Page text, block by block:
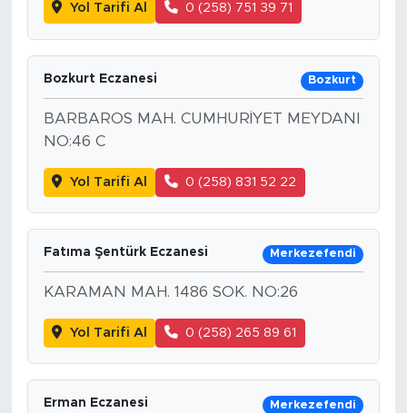
Yol Tarifi Al 0 (258) 751 39 71
Bozkurt Eczanesi Bozkurt
BARBAROS MAH. CUMHURİYET MEYDANI
NO:46 C
Yol Tarifi Al 0 (258) 831 52 22
Fatıma Şentürk Eczanesi Merkezefendi
KARAMAN MAH. 1486 SOK. NO:26
Yol Tarifi Al 0 (258) 265 89 61
Erman Eczanesi Merkezefendi